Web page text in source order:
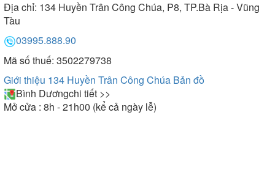
Địa chỉ: 134 Huyền Trân Công Chúa, P8, TP.Bà Rịa - Vũng
Tàu
03995.888.90
Mã số thuế: 3502279738
Giới thiệu 134 Huyền Trân Công Chúa Bản đồ
Bình Dươngchi tiết >>
Mở cửa : 8h - 21h00 (kể cả ngày lễ)